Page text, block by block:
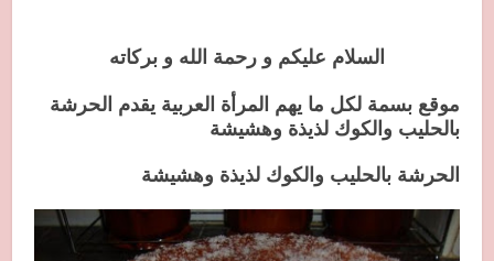
السلام عليكم و رحمة الله و بركاته
موقع بسمة لكل ما يهم المرأة العربية يقدم الحرشة
بالحليب والكوك لذيذة وهشيشة
الحرشة بالحليب والكوك لذيذة وهشيشة